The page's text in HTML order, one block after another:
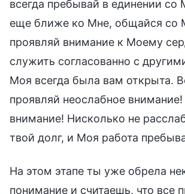
всегда пребывай в единении со
еще ближе ко Мне, общайся со
проявляй внимание к Моему
служить согласованно с
Моя всегда была вам открыта.
проявляй неослабное
внимание! Нисколько не
твой долг, и Моя работа
На этом этапе ты уже обрела
понимание и считаешь, что все